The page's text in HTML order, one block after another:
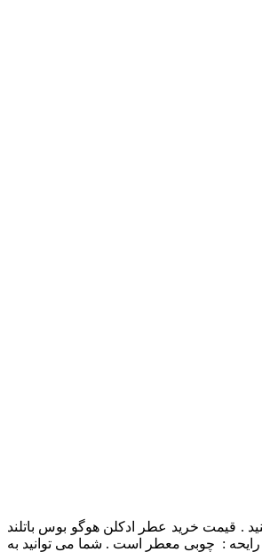
. قیمت خرید عطر ادکلن هوگو بوس باتلند
: چوبی معطر است . شما می توانید به